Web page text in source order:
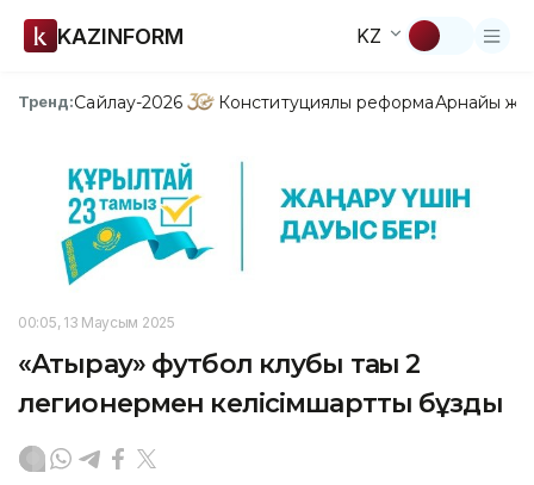
KAZINFORM KZ
Тренд:Сайлау-2026 Конституциялық реформаАрнайы
00:05, 13 Маусым 2025
«Атырау» футбол клубы тағы 2
легионермен келісімшартты бұзды